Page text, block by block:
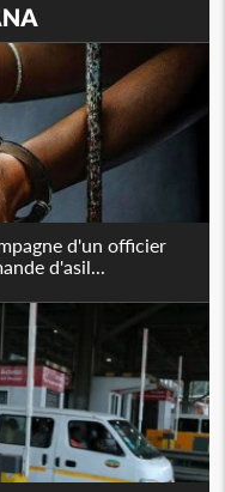
d'un officier
d'asil...